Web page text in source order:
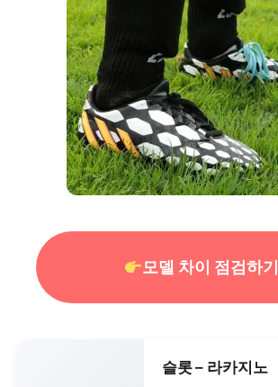
모델 차이 점검하기
슬롯 – 라카지노